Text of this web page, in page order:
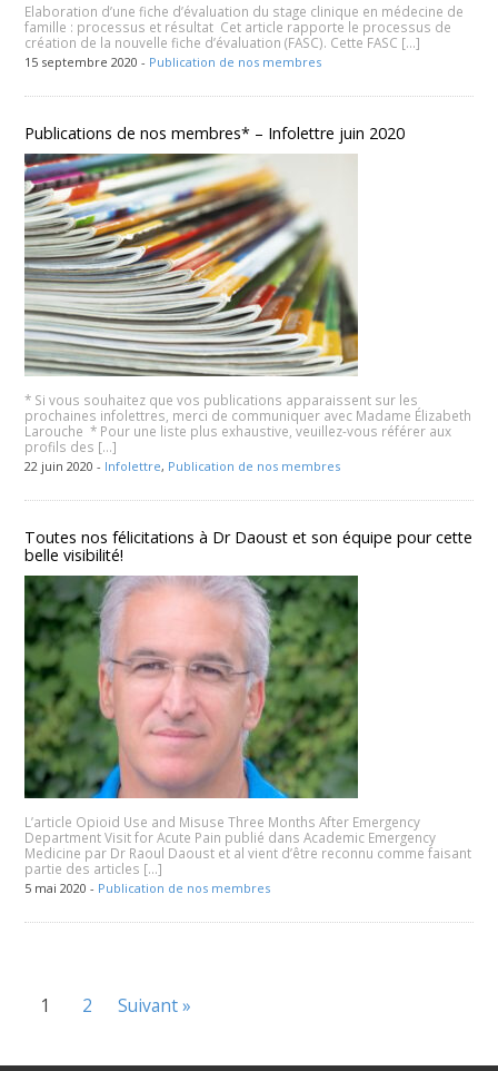
Elaboration d’une fiche d’évaluation du stage clinique en médecine de
famille : processus et résultat Cet article rapporte le processus de
création de la nouvelle fiche d’évaluation (FASC). Cette FASC […]
15 septembre 2020 - Publication de nos membres
Publications de nos membres* – Infolettre juin 2020
* Si vous souhaitez que vos publications apparaissent sur les
prochaines infolettres, merci de communiquer avec Madame Élizabeth
Larouche * Pour une liste plus exhaustive, veuillez-vous référer aux
profils des […]
22 juin 2020 - Infolettre, Publication de nos membres
Toutes nos félicitations à Dr Daoust et son équipe pour cette
belle visibilité!
L’article Opioid Use and Misuse Three Months After Emergency
Department Visit for Acute Pain publié dans Academic Emergency
Medicine par Dr Raoul Daoust et al vient d’être reconnu comme faisant
partie des articles […]
5 mai 2020 - Publication de nos membres
1 2 Suivant »